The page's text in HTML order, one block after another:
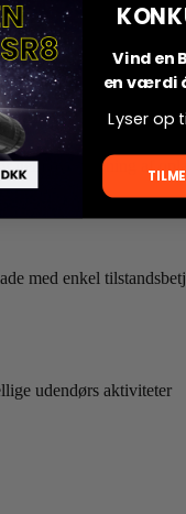
der rummer fire
nem overvågning af
med enkel
udendørs aktiviteter
Vind en
en værdi
Lyser op